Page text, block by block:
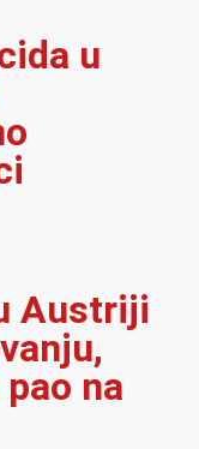
u
Austriji
na